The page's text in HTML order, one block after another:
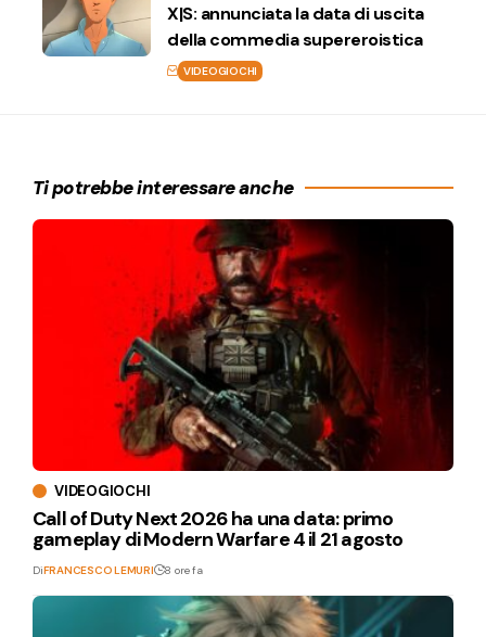
X|S: annunciata la data di uscita
della commedia supereroistica
VIDEOGIOCHI
Ti potrebbe interessare anche
VIDEOGIOCHI
Call of Duty Next 2026 ha una data: primo
gameplay di Modern Warfare 4 il 21 agosto
DiFRANCESCO LEMURI 8 ore fa